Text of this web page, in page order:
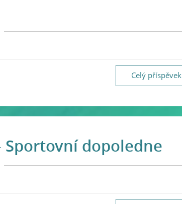
Celý příspěvek
Sportovní dopoledne